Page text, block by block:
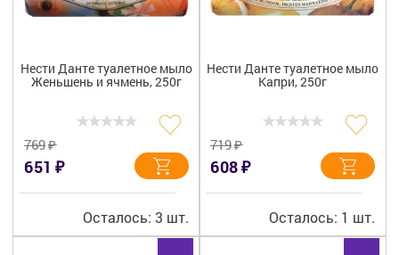
Нести Данте туалетное мыло
Женьшень и ячмень, 250г
769₽
651 ₽
Осталось: 3 шт.
Нести Данте туалетное мыло
Капри, 250г
719₽
608₽
Осталось: 1 шт.